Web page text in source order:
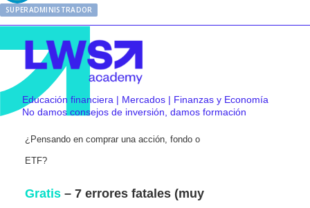
SUPERADMINISTRADOR
Educación financiera | Mercados | Finanzas y Economía
No damos consejos de inversión, damos formación
¿Pensando en comprar una acción, fondo o
ETF?
Gratis – 7 errores fatales (muy